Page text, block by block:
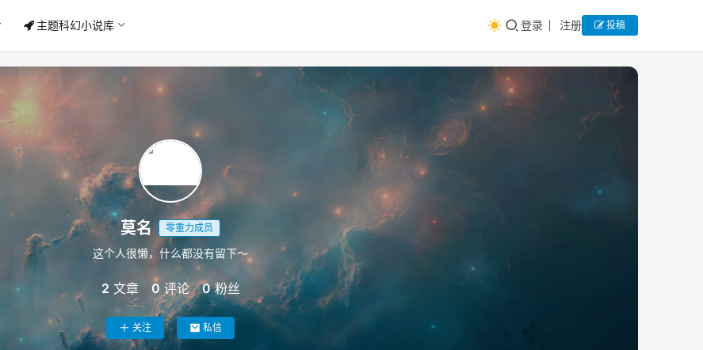
主题科幻小说库 登录 注册 投稿
莫名 零重力成员
这个人很懒，什么都没有留下～
2 文章 0 评论 0 粉丝
关注 私信